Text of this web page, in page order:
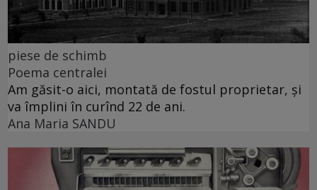
piese de schimb
Poema centralei
Am găsit-o aici, montată de fostul proprietar, și
va împlini în curînd 22 de ani.
Ana Maria SANDU